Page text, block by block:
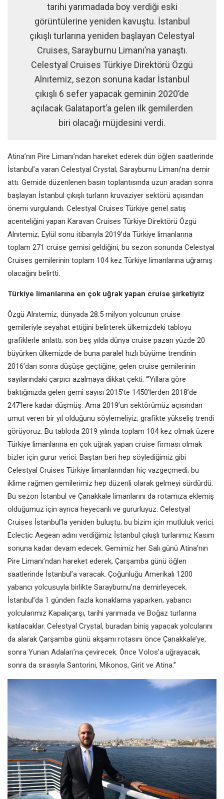
tarihi yarımadada boy verdiği eski
görüntülerine yeniden kavuştu. İstanbul
çıkışlı turlarına yeniden başlayan Celestyal
Cruises, Sarayburnu Limanı’na yanaştı.
Celestyal Cruises Türkiye Direktörü Özgü
Alnıtemiz, sezon sonuna kadar İstanbul
çıkışlı 6 sefer yapacak geminin 2020’de
açılacak Galataport’a gelen ilk gemilerden
biri olacağı müjdesini verdi.
Atina’nın Pire Limanı’ndan hareket ederek dün öğlen saatlerinde
İstanbul’a varan Celestyal Crystal; Sarayburnu Limanı’na demir
attı. Gemide düzenlenen basın toplantısında uzun aradan sonra
başlayan İstanbul çıkışlı turların kruvaziyer sektörü açısından
önemi vurgulandı. Celestyal Cruises Türkiye genel satış
acenteliğini yapan Karavan Cruises Türkiye Direktörü Özgü
Alnıtemiz; Eylül sonu itibarıyla 2019’da Türkiye limanlarına
toplam 271 cruise gemisi geldiğini, bu sezon sonunda Celestyal
Cruises gemilerinin toplam 104 kez Türkiye limanlarına uğramış
olacağını belirtti.
Türkiye limanlarına en çok uğrak yapan cruise şirketiyiz
Özgü Alnıtemiz, dünyada 28.5 milyon yolcunun cruise
gemileriyle seyahat ettiğini belirterek ülkemizdeki tabloyu
grafiklerle anlattı; son beş yılda dünya cruise pazarı yüzde 20
büyürken ülkemizde de buna paralel hızlı büyüme trendinin
2016’dan sonra düşüşe geçtiğine, gelen cruise gemilerinin
sayılarındaki çarpıcı azalmaya dikkat çekti: “’Yıllara göre
baktığınızda gelen gemi sayısı 2015’te 1450’lerden 2018’de
247’lere kadar düşmüş. Ama 2019’un sektörümüz açısından
umut veren bir yıl olduğunu söylemeliyiz, grafikte yükseliş trendi
görüyoruz. Bu tabloda 2019 yılında toplam 104 kez olmak üzere
Türkiye limanlarına en çok uğrak yapan cruise firması olmak
bizler için gurur verici. Baştan beri hep söylediğimiz gibi
Celestyal Cruises Türkiye limanlarından hiç vazgeçmedi; bu
iklime rağmen gemilerimiz hep düzenli olarak gelmeyi sürdürdü.
Bu sezon İstanbul ve Çanakkale limanlarını da rotamıza eklemiş
olduğumuz için ayrıca heyecanlı ve gururluyuz. Celestyal
Cruises İstanbul’la yeniden buluştu; bu bizim için mutluluk verici.
Eclectic Aegean adını verdiğimiz İstanbul çıkışlı turlarımız Kasım
sonuna kadar devam edecek. Gemimiz her Salı günü Atina’nın
Pire Limanı’ndan hareket ederek, Çarşamba günü öğlen
saatlerinde İstanbul’a varacak. Çoğunluğu Amerikalı 1200
yabancı yolcusuyla birlikte Sarayburnu’na demirleyecek.
İstanbul’da 1 günden fazla konaklama yaparken; yabancı
yolcularımız Kapalıçarşı, tarihi yarımada ve Boğaz turlarına
katılacaklar. Celestyal Crystal, buradan biniş yapacak yolcularını
da alarak Çarşamba günü akşamı rotasını önce Çanakkale’ye,
sonra Yunan Adaları’na çevirecek. Önce Volos’a uğrayacak;
sonra da sırasıyla Santorini, Mikonos, Girit ve Atina.’’